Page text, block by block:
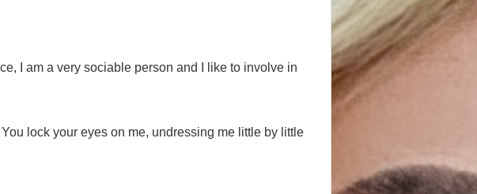
lock your eyes on me, undressing me little by little